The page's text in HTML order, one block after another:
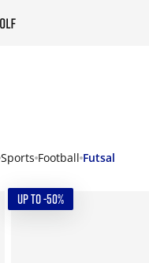
Sports Football Futsal
UP TO -50%